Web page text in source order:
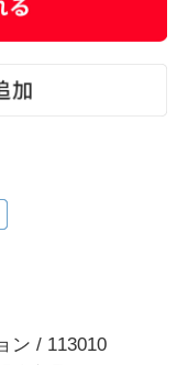
ン / 113010